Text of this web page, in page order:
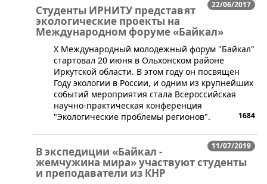
22/06/2017
Студенты ИРНИТУ представят
экологические проекты на
Международном форуме «Байкал»
​X Международный молодежный форум "Байкал"
стартовал 20 июня в Ольхонском районе
Иркутской области. В этом году он посвящен
Году экологии в России, и одним из крупнейших
событий мероприятия стала Всероссийская
научно-практическая конференция
"Экологические проблемы регионов".
1684
11/07/2019
В экспедиции «Байкал -
жемчужина мира» участвуют студенты
и преподаватели из КНР